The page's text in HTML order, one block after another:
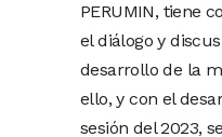
PERUMIN, tiene
el diálogo y
desarrollo de la
ello, y con el
sesión del 2023,